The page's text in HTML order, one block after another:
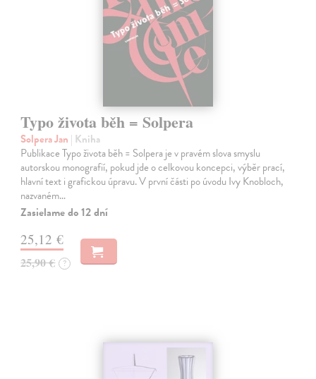
Typo života běh = Solpera
Solpera Jan | Kniha
Publikace Typo života běh = Solpera je v pravém slova smyslu
autorskou monografií, pokud jde o celkovou koncepci, výběr prací,
hlavní text i grafickou úpravu. V první části po úvodu Ivy Knobloch,
nazvaném…
Zasielame do 12 dní
25,12 €
25,90 € ?